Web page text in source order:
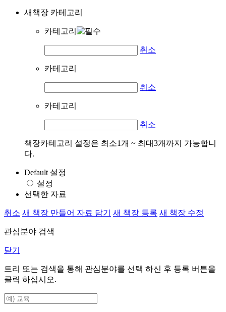
새책장 카테고리
카테고리
취소
카테고리
취소
카테고리
취소
책장카테고리 설정은 최소1개 ~ 최대3개까지 가능합니
다.
Default 설정
설정
선택한 자료
취소 새 책장 만들어 자료 담기 새 책장 등록 새 책장 수정
관심분야 검색
닫기
트리 또는 검색을 통해 관심분야를 선택 하신 후 등록 버튼을
클릭 하십시오.